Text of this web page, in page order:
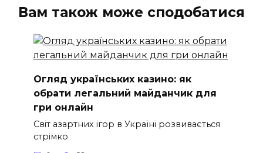
Вам також може сподобатися
Огляд українських казино: як
обрати легальний майданчик для
гри онлайн
Світ азартних ігор в Україні розвивається
стрімко